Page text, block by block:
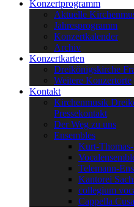
Konzertprogramm
Aktuelle
Jahresprogramm
Konzertkalender
Archiv
Konzertkarten
Dreikönigskirche
Weitere Konzertorte
Kontakt
Kirchenmusik
Pressekontakt
Der Weg zu uns
Ensembles
Kurt-
Telemann-
Kantorei
collegium
Cappella